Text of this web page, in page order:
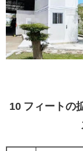
10 フィートの